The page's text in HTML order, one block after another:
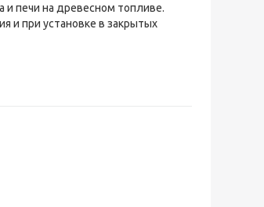
печи на древесном топливе.
и при установке в закрытых